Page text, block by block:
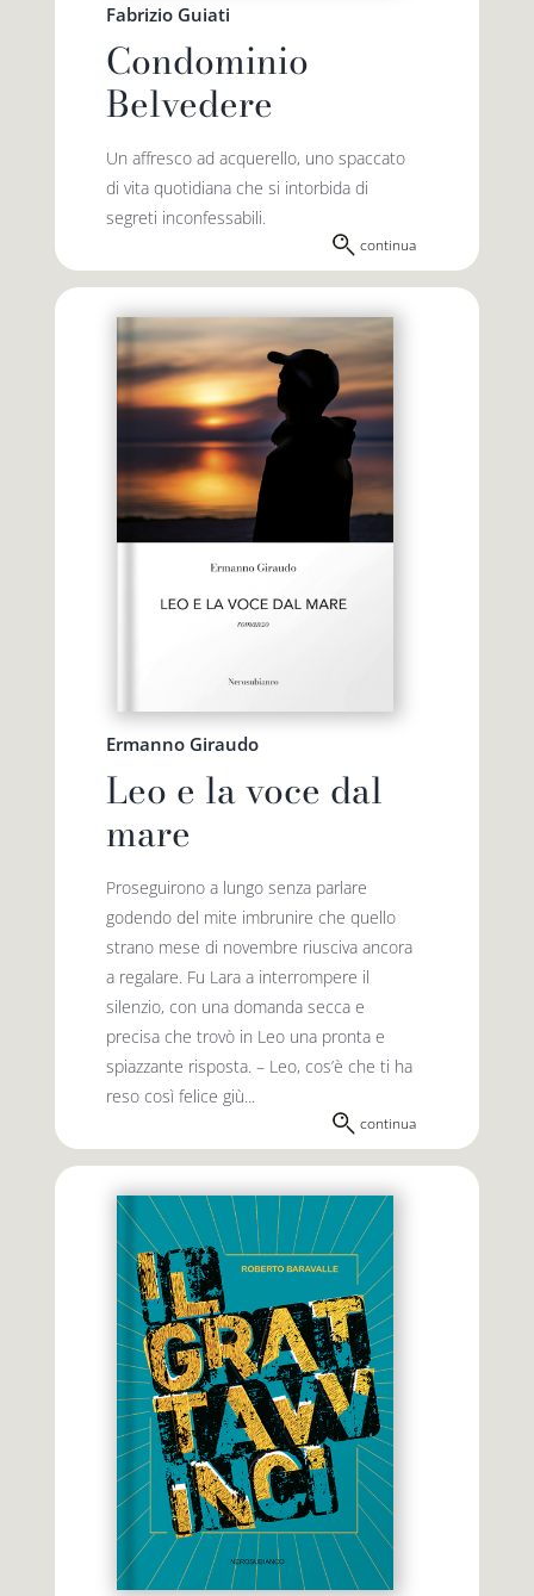
Fabrizio Guiati
Condominio
Belvedere
Un affresco ad acquerello, uno spaccato
di vita quotidiana che si intorbida di
segreti inconfessabili.
continua
Ermanno Giraudo
Leo e la voce dal
mare
Proseguirono a lungo senza parlare
godendo del mite imbrunire che quello
strano mese di novembre riusciva ancora
a regalare. Fu Lara a interrompere il
silenzio, con una domanda secca e
precisa che trovò in Leo una pronta e
spiazzante risposta. – Leo, cos’è che ti ha
reso così felice giù...
continua